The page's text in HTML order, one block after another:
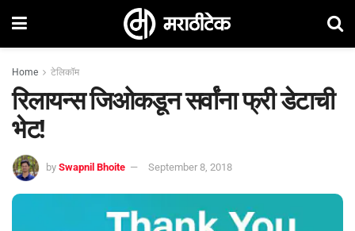
Home टेलिकॉम
रिलायन्स जिओकडून सर्वांना फ्री डेटाची
भेट!
by Swapnil Bhoite September 8, 2018